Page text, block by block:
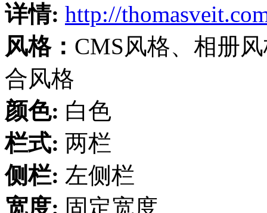
详情: http://
风格： CMS风格、相册
合风格
颜色: 白色
栏式: 两栏
侧栏: 左侧栏
宽度: 固定宽度